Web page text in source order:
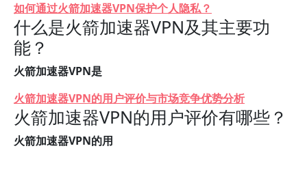
如何通过火箭加速器VPN保护个人隐私？
什么是火箭加速器VPN及其主要功
能？
火箭加速器VPN是
火箭加速器VPN的用户评价与市场竞争优势分析
火箭加速器VPN的用户评价有哪些？
火箭加速器VPN的用